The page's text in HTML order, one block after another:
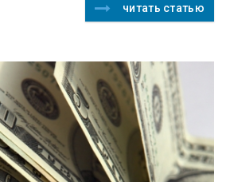
читать статью